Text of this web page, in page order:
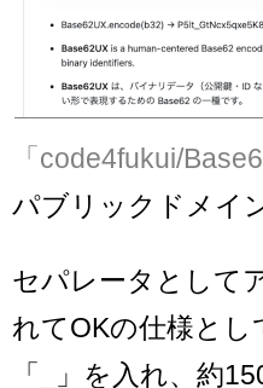
「code4fukui/
パブリックドメイ
セパレータとして
れてOKの仕様と
「_」を入れ、約